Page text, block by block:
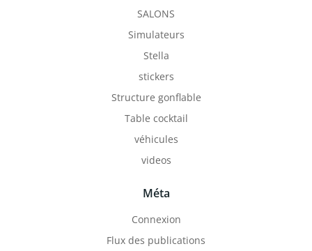
SALONS
Simulateurs
Stella
stickers
Structure gonflable
Table cocktail
véhicules
videos
Méta
Connexion
Flux des publications